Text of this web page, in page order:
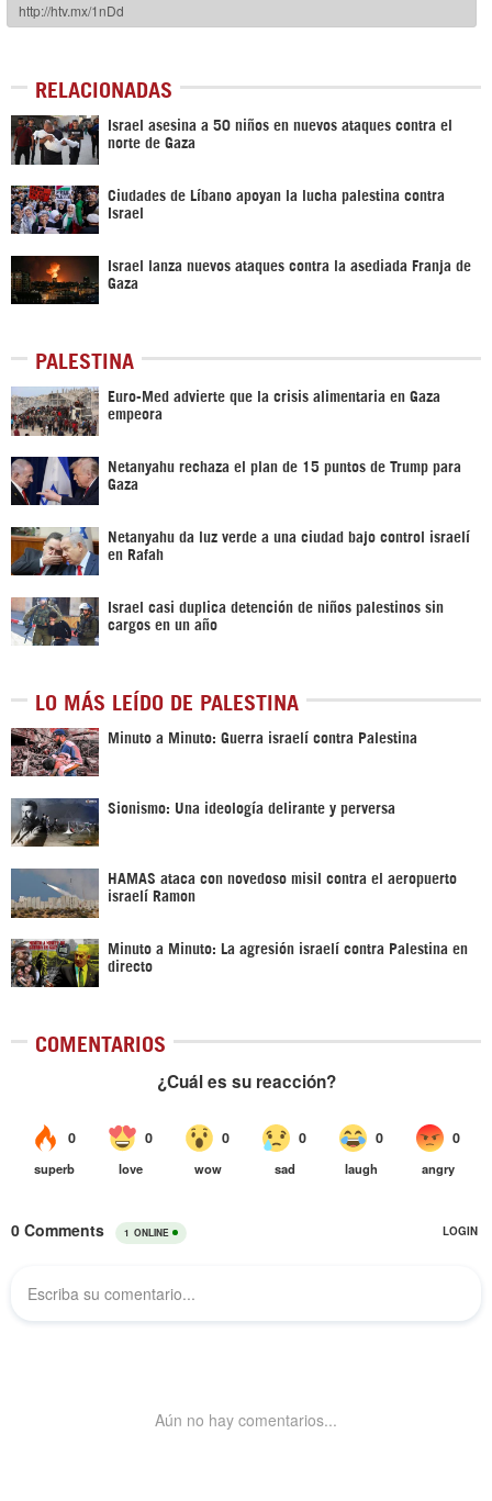
RELACIONADAS
Israel asesina a 50 niños en nuevos ataques contra el
norte de Gaza
Ciudades de Líbano apoyan la lucha palestina contra
Israel
Israel lanza nuevos ataques contra la asediada Franja de
Gaza
PALESTINA
Euro-Med advierte que la crisis alimentaria en Gaza
empeora
Netanyahu rechaza el plan de 15 puntos de Trump para
Gaza
Netanyahu da luz verde a una ciudad bajo control israelí
en Rafah
Israel casi duplica detención de niños palestinos sin
cargos en un año
LO MÁS LEÍDO DE PALESTINA
Minuto a Minuto: Guerra israelí contra Palestina
Sionismo: Una ideología delirante y perversa
HAMAS ataca con novedoso misil contra el aeropuerto
israelí Ramon
Minuto a Minuto: La agresión israelí contra Palestina en
directo
COMENTARIOS